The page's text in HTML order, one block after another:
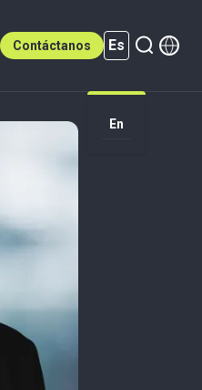
Contáctanos Es
Es (active)
En